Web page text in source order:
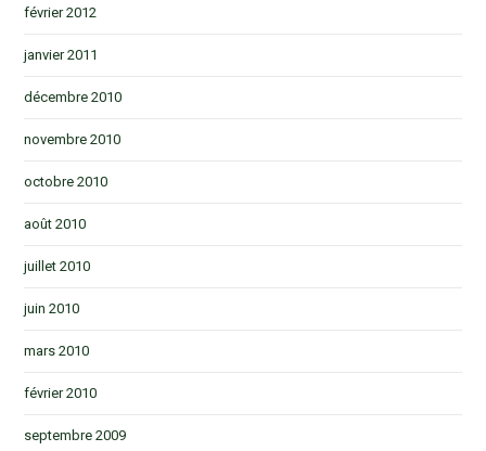
février 2012
janvier 2011
décembre 2010
novembre 2010
octobre 2010
août 2010
juillet 2010
juin 2010
mars 2010
février 2010
septembre 2009